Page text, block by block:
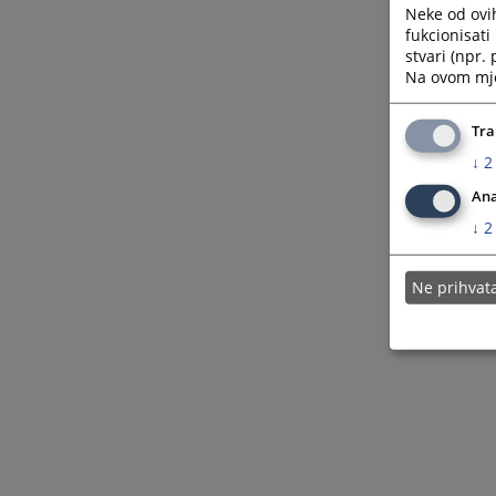
Neke od
fukcionisati
stvari (npr.
Na ovom
↓ 2
↓ 2
Ne